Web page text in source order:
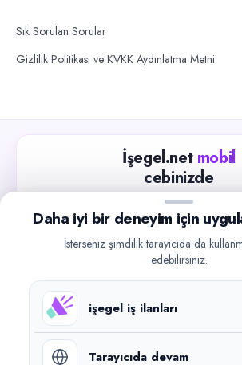
Sık Sorulan Sorular
Gizlilik Politikası ve KVKK Aydınlatma Metni
İşegel.net mobil
cebinizde
Güncel iş ilanlarını takip edin,
iletişime geçin.
Google
©2026işegel.net. Tüm hakları
Daha iyi bir deneyim için
İsterseniz şimdilik tarayıcıda da
edebilirsiniz.
işegel iş ilanları
Tarayıcıda devam